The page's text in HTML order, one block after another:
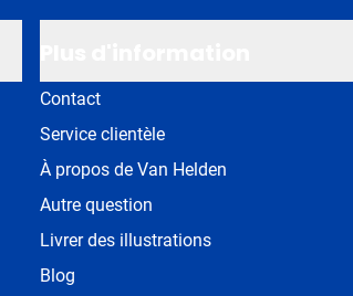
Contact
Service clientèle
À propos de Van Helden
Autre question
Livrer des illustrations
Blog